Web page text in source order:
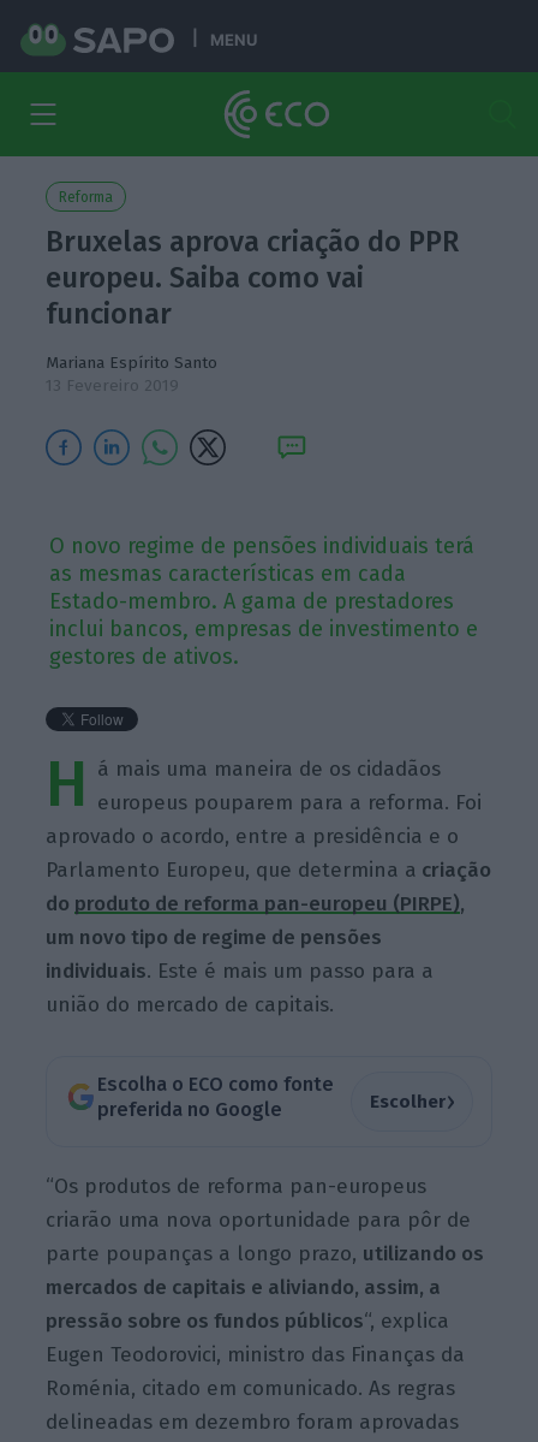
MENU
Reforma
Bruxelas aprova criação do PPR
europeu. Saiba como vai
funcionar
Mariana Espírito Santo
13 Fevereiro 2019
O novo regime de pensões individuais terá
as mesmas características em cada
Estado-membro. A gama de prestadores
inclui bancos, empresas de investimento e
gestores de ativos.
H
á mais uma maneira de os cidadãos
europeus pouparem para a reforma. Foi
aprovado o acordo, entre a presidência e o
Parlamento Europeu, que determina a criação
do produto de reforma pan-europeu (PIRPE),
um novo tipo de regime de pensões
individuais. Este é mais um passo para a
união do mercado de capitais.
Escolha o ECO como fonte
preferida no Google
Escolher›
“Os produtos de reforma pan-europeus
criarão uma nova oportunidade para pôr de
parte poupanças a longo prazo, utilizando os
mercados de capitais e aliviando, assim, a
pressão sobre os fundos públicos“, explica
Eugen Teodorovici, ministro das Finanças da
Roménia, citado em comunicado. As regras
delineadas em dezembro foram aprovadas